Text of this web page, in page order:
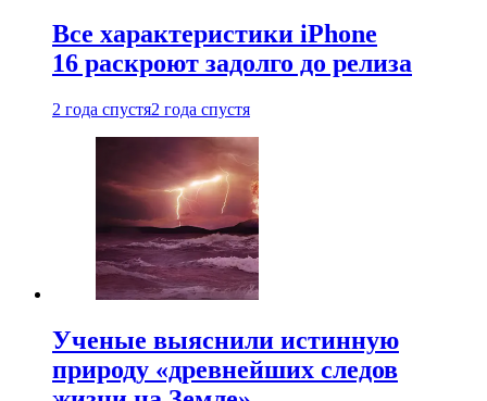
Все характеристики iPhone
16 раскроют задолго до релиза
2 года спустя2 года спустя
Ученые выяснили истинную
природу «древнейших следов